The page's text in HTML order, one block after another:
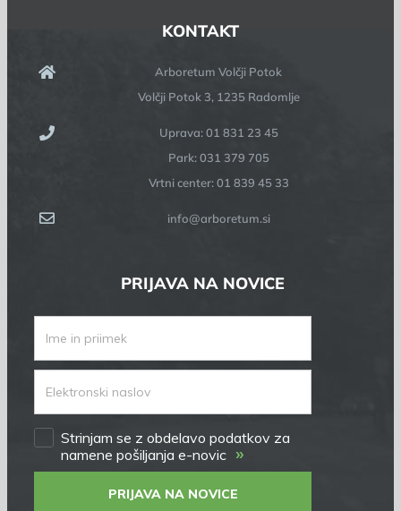
KONTAKT
Arboretum Volčji Potok
Volčji Potok 3, 1235 Radomlje
Uprava: 01 831 23 45
Park: 031 379 705
Vrtni center: 01 839 45 33
info@arboretum.si
PRIJAVA NA NOVICE
Strinjam se z obdelavo podatkov za
namene pošiljanja e-novic »
PRIJAVA NA NOVICE